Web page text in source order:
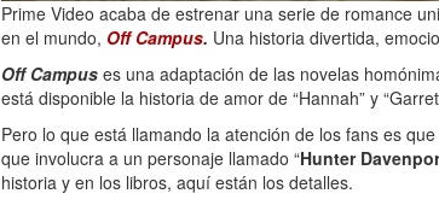
Prime Video acaba de estrenar una serie de romance
en el mundo, Off Campus. Una historia divertida,
Off Campus es una adaptación de las novelas
está disponible la historia de amor de “Hannah” y
Pero lo que está llamando la atención de los fans es
que involucra a un personaje llamado “Hunter
historia y en los libros, aquí están los detalles.